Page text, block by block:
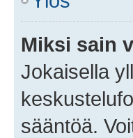
Miksi sain
Jokaisella
sääntöä.